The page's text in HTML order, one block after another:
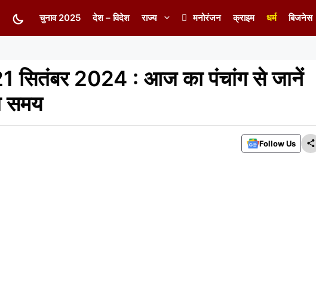
चुनाव 2025 देश – विदेश राज्य मनोरंजन क्राइम धर्म बिजनेस
सितंबर 2024 : आज का पंचांग से जानें
समय
Follow Us